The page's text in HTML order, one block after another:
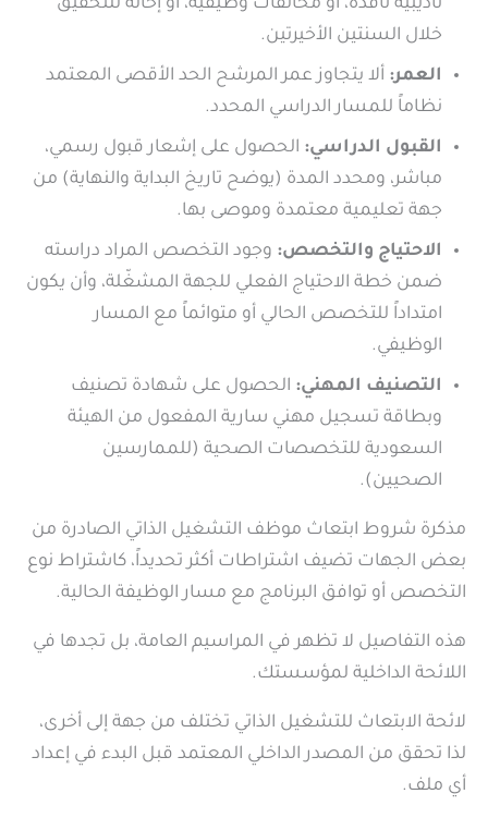
تأديبية نافذة، أو مخالفات وظيفية، أو إحالة للتحقيق
خلال السنتين الأخيرتين.
العمر: ألا يتجاوز عمر المرشح الحد الأقصى المعتمد
نظاماً للمسار الدراسي المحدد.
القبول الدراسي: الحصول على إشعار قبول رسمي،
مباشر، ومحدد المدة (يوضح تاريخ البداية والنهاية) من
جهة تعليمية معتمدة وموصى بها.
الاحتياج والتخصص: وجود التخصص المراد دراسته
ضمن خطة الاحتياج الفعلي للجهة المشغّلة، وأن يكون
امتداداً للتخصص الحالي أو متوائماً مع المسار
الوظيفي.
التصنيف المهني: الحصول على شهادة تصنيف
وبطاقة تسجيل مهني سارية المفعول من الهيئة
السعودية للتخصصات الصحية (للممارسين
الصحيين).
مذكرة شروط ابتعاث موظف التشغيل الذاتي الصادرة من
بعض الجهات تضيف اشتراطات أكثر تحديداً، كاشتراط نوع
التخصص أو توافق البرنامج مع مسار الوظيفة الحالية.
هذه التفاصيل لا تظهر في المراسيم العامة، بل تجدها في
اللائحة الداخلية لمؤسستك.
لائحة الابتعاث للتشغيل الذاتي تختلف من جهة إلى أخرى،
لذا تحقق من المصدر الداخلي المعتمد قبل البدء في إعداد
أي ملف.